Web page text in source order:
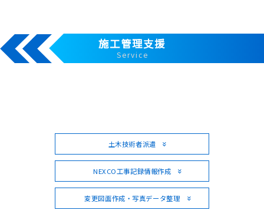
施工管理支援
Service
土木技術者派遣
NEXCO工事記録情報作成
変更図面作成・写真データ整理